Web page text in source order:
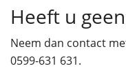
Heeft u
Neem dan contact
0599-631 631.